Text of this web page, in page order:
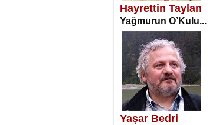
NECLA DİLEK
Öğretmenler Günü
Hayrettin Taylan
Yağmurun O’Kulu...
Yaşar Bedri